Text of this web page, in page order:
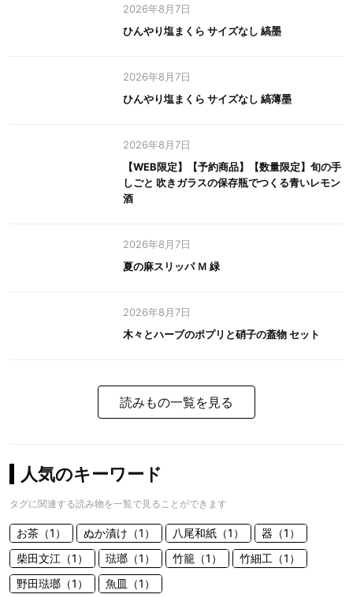
2026年8月7日
ひんやり塩まくら サイズなし 縞墨
2026年8月7日
ひんやり塩まくら サイズなし 縞薄墨
2026年8月7日
【WEB限定】【予約商品】【数量限定】旬の手
しごと 吹きガラスの保存瓶でつくる青いレモン
酒
2026年8月7日
夏の麻スリッパ Ｍ 緑
2026年8月7日
木々とハーブのポプリと硝子の蓋物 セット
読みもの一覧を見る
人気のキーワード
タグに関連する読み物を一覧で見ることができます
お茶（1） ぬか漬け（1） 八尾和紙（1）
器（1）
柴田文江（1）
琺瑯（1） 竹籠（1）
竹細工（1）
野田琺瑯（1）
魚皿（1）